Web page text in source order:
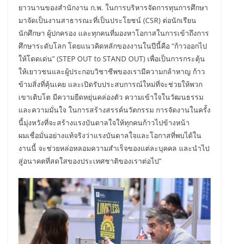
ยาวนานของสำนักงาน ก.พ. ในการบริหารจัดการทุนการศึกษา
มาจัดเป็นงานสาธารณะที่เป็นประโยชน์ (CSR) ต่อนักเรียน
นักศึกษา ผู้ปกครอง และทุกคนที่มองหาโอกาสในการเข้าถึงการ
ศึกษาระดับโลก โดยแนวคิดหลักของงานในปีนี้คือ “ก้าวออกไป
ให้โดดเด่น” (STEP OUT to STAND OUT) เพื่อเป็นการกระตุ้น
ให้เยาวชนและผู้ประกอบวิชาชีพของเรามีความกล้าหาญ ก้าว
ข้ามสิ่งที่คุ้นเคย และเปิดรับประสบการณ์ใหม่ที่จะช่วยให้พวก
เขาเติบโต มีความยืดหยุ่นคล่องตัว ความเข้าใจในวัฒนธรรม
และความมั่นใจ ในการสร้างสรรค์นวัตกรรม การจัดงานในครั้ง
นี้มุ่งหวังที่จะสร้างแรงบันดาลใจให้ทุกคนก้าวไปข้างหน้า
ผมเชื่อมั่นอย่างแท้จริงว่าแรงบันดาลใจและโอกาสที่พบได้ใน
งานนี้ จะช่วยหล่อหลอมความสำเร็จของแต่ละบุคคล และนำไป
สู่อนาคตที่สดใสของประเทศชาติของเราต่อไป”